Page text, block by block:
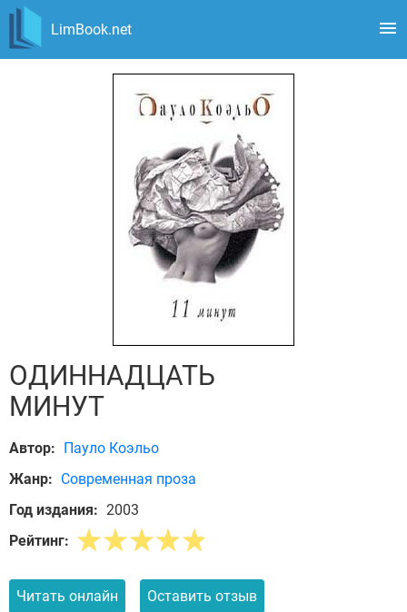
LimBook.net
ОДИННАДЦАТЬ
МИНУТ
Автор: Пауло Коэльо
Жанр: Современная проза
Год издания: 2003
Рейтинг:
Читать онлайн Оставить отзыв